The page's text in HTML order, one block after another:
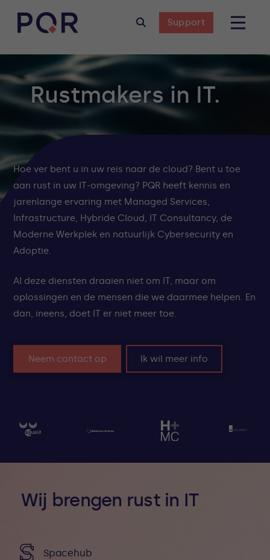
Support
Rustmakers in IT.
Hoe ver bent u in uw reis naar de cloud? Bent u toe
aan rust in uw IT-omgeving? PQR heeft kennis en
jarenlange ervaring met Managed Services,
Infrastructure, Hybride Cloud, IT Consultancy, de
Moderne Werkplek en natuurlijk Cybersecurity en
Adoptie.
Al deze diensten draaien niet om IT, maar om
oplossingen en de mensen die we daarmee helpen. En
dan, ineens, doet IT er niet meer toe.
Neem contact op Ik wil meer info
Wij brengen rust in IT
Spacehub